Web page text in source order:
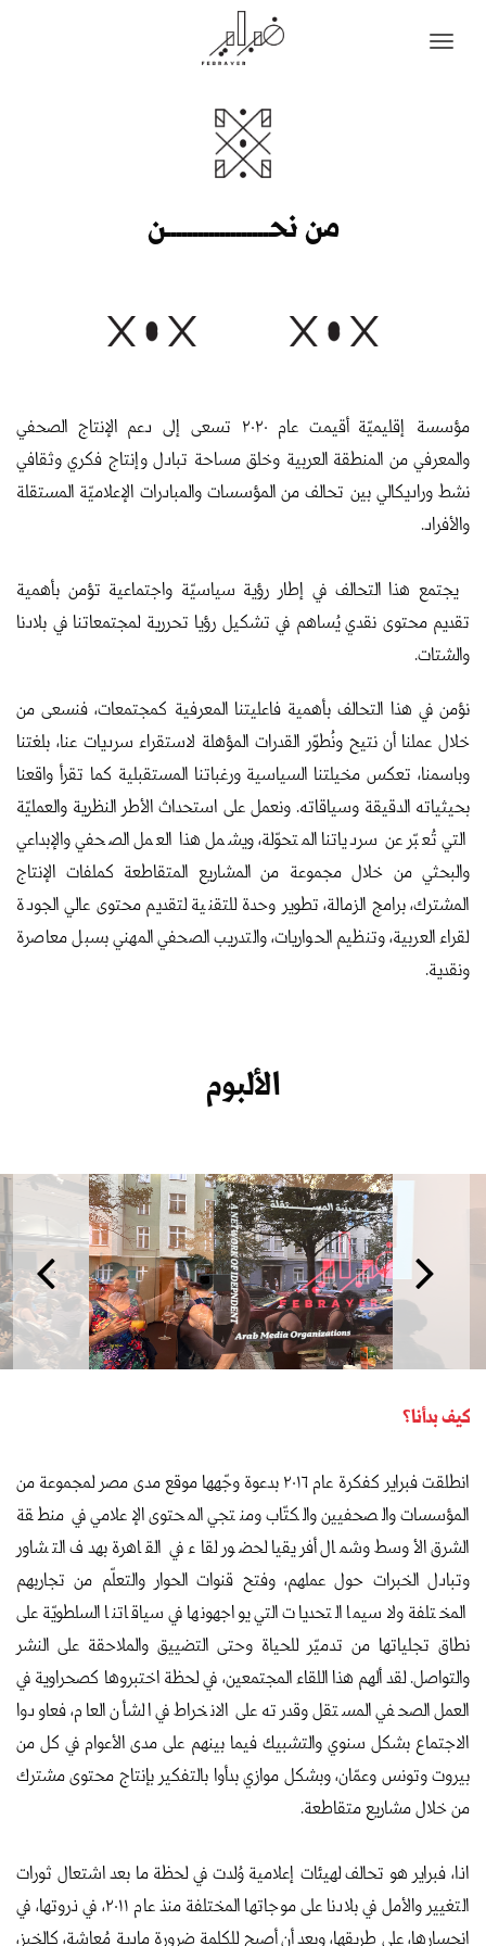
من نحـــــــــــــــــــن
مؤسسة إقليميّة أقيمت عام ٢٠٢٠ تسعى إلى دعم الإنتاج الصحفي
والمعرفي من المنطقة العربية وخلق مساحة تبادل وإنتاج فكري وثقافي
نشط وراديكالي بين تحالف من المؤسسات والمبادرات الإعلاميّة المستقلة
والأفراد.
يجتمع هذا التحالف في إطار رؤية سياسيّة واجتماعية تؤمن بأهمية
تقديم محتوى نقدي يُساهم في تشكيل رؤيا تحررية لمجتمعاتنا في بلادنا
والشتات.
نؤمن في هذا التحالف بأهمية فاعليتنا المعرفية كمجتمعات، فنسعى من
خلال عملنا أن نتيح ونُطوّر القدرات المؤهلة لاستقراء سرديات عنا، بلغتنا
وباسمنا، تعكس مخيلتنا السياسية ورغباتنا المستقبلية كما تقرأ واقعنا
بحيثياته الدقيقة وسياقاته. ونعمل على استحداث الأطر النظرية والعمليّة
التي تُعبّر عن سردياتنا المتحوّلة، ويشمل هذا العمل الصحفي والإبداعي
والبحثي من خلال مجموعة من المشاريع المتقاطعة كملفات الإنتاج
المشترك، برامج الزمالة، تطوير وحدة للتقنية لتقديم محتوى عالي الجودة
لقراء العربية، وتنظيم الحواريات، والتدريب الصحفي المهني بسبل معاصرة
ونقدية.
الألبوم
كيف بدأنا؟
انطلقت فبراير كفكرة عام ٢٠١٦ بدعوة وجّهها موقع مدى مصر لمجموعة من
المؤسسات والصحفيين والكتّاب ومنتجي المحتوى الإعلامي في منطقة
الشرق الأوسط وشمال أفريقيا لحضور لقاء في القاهرة بهدف التشاور
وتبادل الخبرات حول عملهم، وفتح قنوات الحوار والتعلّم من تجاربهم
المختلفة ولا سيما التحديات التي يواجهونها في سياقاتنا السلطويّة على
نطاق تجلياتها من تدميّر للحياة وحتى التضييق والملاحقة على النشر
والتواصل. لقد ألهم هذا اللقاء المجتمعين، في لحظة اختبروها كصحراوية في
العمل الصحفي المستقل وقدرته على الانخراط في الشأن العام، فعاودوا
الاجتماع بشكل سنوي والتشبيك فيما بينهم على مدى الأعوام في كل من
بيروت وتونس وعمّان، وبشكل موازي بدأوا بالتفكير بإنتاج محتوى مشترك
من خلال مشاريع متقاطعة.
اذا، فبراير هو تحالف لهيئات إعلامية وُلدت في لحظة ما بعد اشتعال ثورات
التغيير والأمل في بلادنا على موجاتها المختلفة منذ عام ٢٠١١، في ذروتها، في
انحسارها، على طريقها، وبعد أن أصبح للكلمة ضرورة مادية مُعاشة، كالخبز،